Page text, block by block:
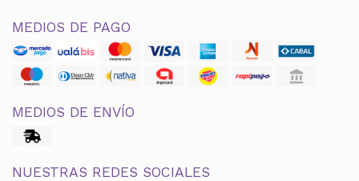
MEDIOS DE PAGO
MEDIOS DE ENVÍO
NUESTRAS REDES SOCIALES